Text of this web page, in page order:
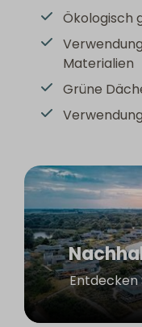
Ökologisch
Materialien
Grüne
Entdecken